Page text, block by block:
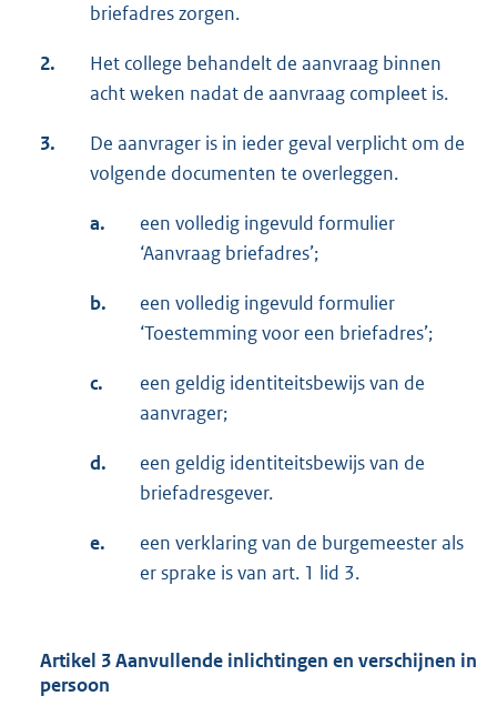
briefadres zorgen.
2.
Het college behandelt de aanvraag binnen
acht weken nadat de aanvraag compleet is.
3.
De aanvrager is in ieder geval verplicht om de
volgende documenten te overleggen.
a.
een volledig ingevuld formulier
‘Aanvraag briefadres’;
b.
een volledig ingevuld formulier
‘Toestemming voor een briefadres’;
c.
een geldig identiteitsbewijs van de
aanvrager;
d.
een geldig identiteitsbewijs van de
briefadresgever.
e.
een verklaring van de burgemeester als
er sprake is van art. 1 lid 3.
Artikel 3 Aanvullende inlichtingen en verschijnen in
persoon